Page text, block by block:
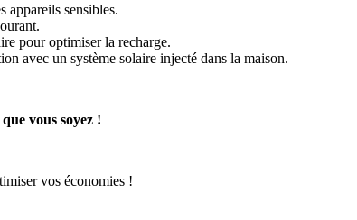
appareils sensibles.
pour optimiser la recharge.
avec un système solaire injecté dans la maison.
vous soyez !
vos économies !